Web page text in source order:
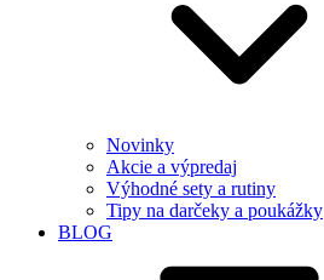
Novinky
Akcie a výpredaj
Výhodné sety a rutiny
Tipy na darčeky a poukážky
BLOG